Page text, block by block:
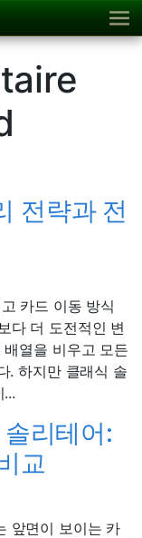
전략과 전
카드 이동 방식
다 더 도전적인 변
열을 비우고 모든
. 하지만 클래식 솔
리테어:
교
앞면이 보이는 카